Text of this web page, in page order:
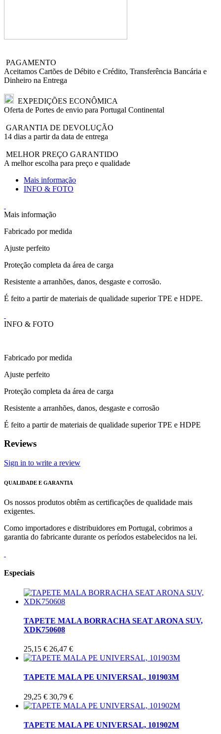
PAGAMENTO
Aceitamos Cartões de Débito e Crédito, Transferência Bancária e
Dinheiro na Entrega
EXPEDIÇÕES ECONÔMICA
Oferta de Portes de envio para Portugal Continental
GARANTIA DE DEVOLUÇÃO
14 dias a partir da data de entrega
MELHOR PREÇO GARANTIDO
A melhor escolha para preço e qualidade
Mais informação
INFO & FOTO
Mais informação
Fabricado por medida
Ajuste perfeito
Proteção completa da área de carga
Resistente a arranhões, danos, desgaste e corrosão.
É feito a partir de materiais de qualidade superior TPE e HDPE.
INFO & FOTO
Fabricado por medida
Ajuste perfeito
Proteção completa da área de carga
Resistente a arranhões, danos, desgaste e corrosão
É feito a partir de materiais de qualidade superior TPE e HDPE
Reviews
Sign in to write a review
QUALIDADE E GARANTIA
Os nossos produtos obtêm as certificações de qualidade mais
exigentes.
Como importadores e distribuidores em Portugal, cobrimos a
garantia do fabricante durante os períodos estabelecidos na lei.
Especiais
TAPETE MALA BORRACHA SEAT ARONA SUV,
XDK750608
25,15 € 26,47 €
TAPETE MALA PE UNIVERSAL, 101903M
29,25 € 30,79 €
TAPETE MALA PE UNIVERSAL, 101902M